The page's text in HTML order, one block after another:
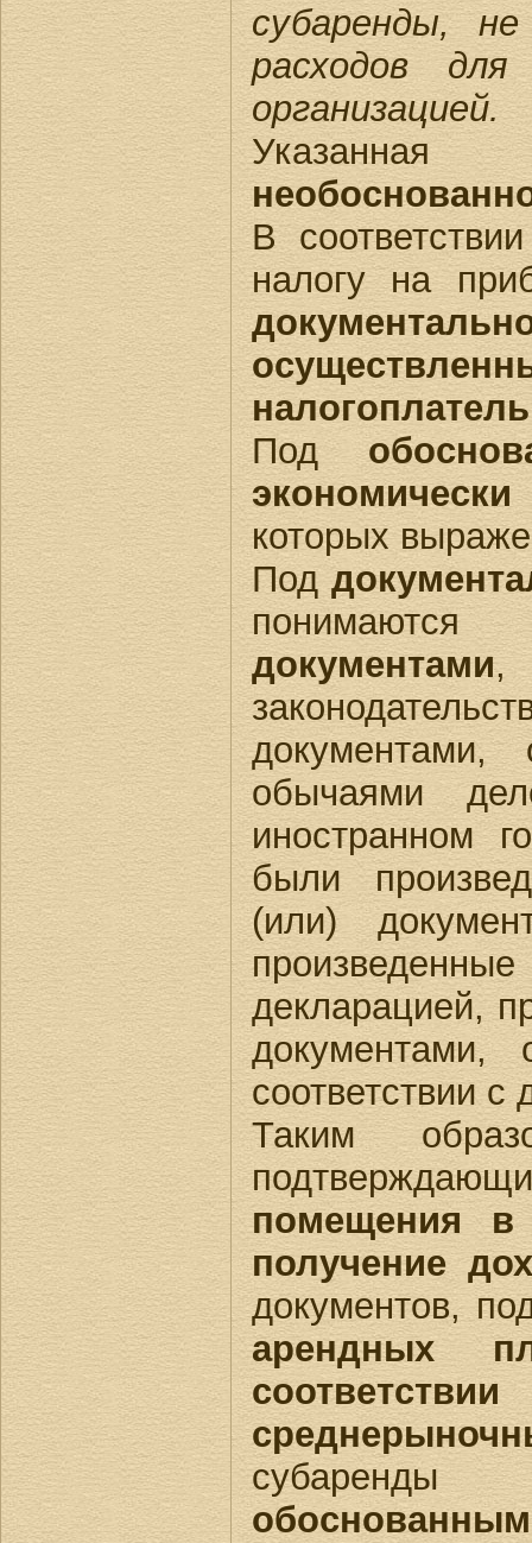
субаренды,
расходов для
организацией.
В
налогу на
Под
которых
Под
документами,
обычаями
иностранном
были
(или)
декларацией,
документами,
соответствии с
Таким
помещения в
получение
документов,
арендных